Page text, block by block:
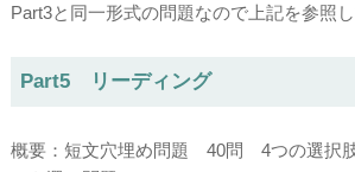
Part3と同一形式の問題なので上記を参照し
Part5 リーディング
概要：短文穴埋め問題 40問 4つの選択